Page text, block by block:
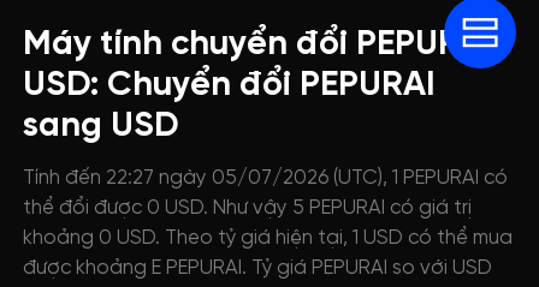
Máy tính chuyển đổi PEPURAI
USD: Chuyển đổi PEPURAI
sang USD
Tính đến 22:27 ngày 05/07/2026 (UTC), 1 PEPURAI có
thể đổi được 0 USD. Như vậy 5 PEPURAI có giá trị
khoảng 0 USD. Theo tỷ giá hiện tại, 1 USD có thể mua
được khoảng E PEPURAI. Tỷ giá PEPURAI so với USD